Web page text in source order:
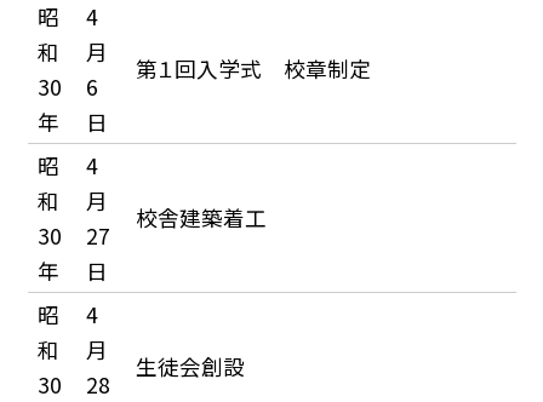
昭
和
30
年
4
月
6
日
第１回入学式 校章制定
昭
和
30
年
4
月
27
日
校舎建築着工
昭
和
30
4
月
28
生徒会創設